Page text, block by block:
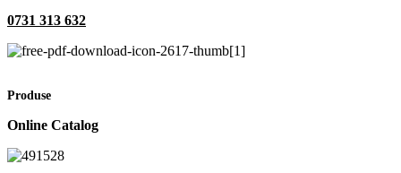
0731 313 632
Produse
Online Catalog